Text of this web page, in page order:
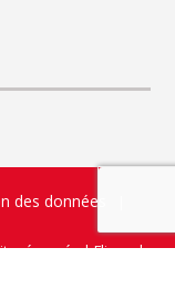
des données
réservés|Flippad